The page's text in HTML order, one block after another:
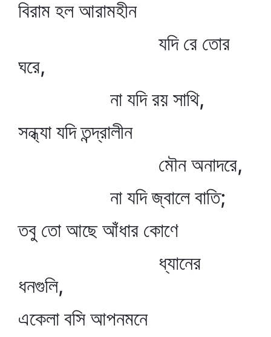
বিরাম হল আরামহীন
যদি রে তোর
ঘরে,
না যদি রয় সাথি,
সন্ধ্যা যদি তন্দ্রালীন
মৌন অনাদরে,
না যদি জ্বালে বাতি;
তবু তো আছে আঁধার কোণে
ধ্যানের
ধনগুলি,
একেলা বসি আপনমনে